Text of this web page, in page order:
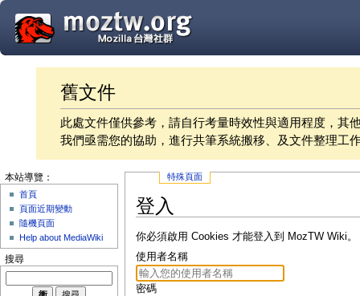
舊文件
此處文件僅供參考，請自行考量時效性與適用程度，其
我們亟需您的協助，進行共筆系統搬移、及文件整理工
特殊頁面
登入
你必須啟用 Cookies 才能登入到 MozTW Wiki。
使用者名稱
密碼
本站導覽：
首頁
頁面近期變動
隨機頁面
Help about MediaWiki
搜尋